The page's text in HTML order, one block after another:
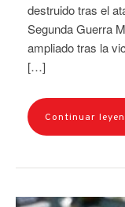
destruido tras el
Segunda Guerra
ampliado tras la
[…]
Continuar